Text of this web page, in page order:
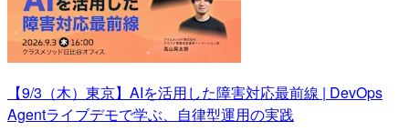
【9/3（木）東京】AIを活用した障害対応最前線 | DevOps
Agentライブデモで学ぶ、自律型運用の実践